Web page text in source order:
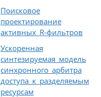
Поисковое
проектирование
активных R‑фильтров
Ускоренная
синтезируемая модель
синхронного арбитра
доступа к разделяемым
ресурсам